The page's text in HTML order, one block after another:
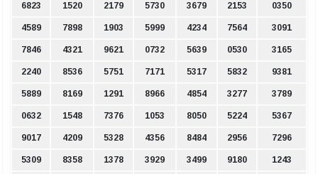
6823 1520 2179 5730 3679 2153 0350
4589 7898 1903 5999 4234 7564 3091
7846 4321 9621 0732 5639 0530 3165
2240 8536 5751 7171 5317 5832 9381
5889 8169 1291 8966 4854 3277 3789
0632 1548 7376 1053 8050 5224 5367
9017 4209 5328 4356 8484 2956 7296
5309 8358 1378 3929 3499 9180 1243